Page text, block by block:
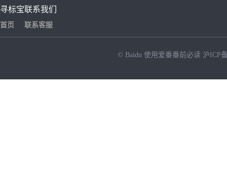
寻标宝
首页
联系我们
联系客服
© Baidu 使用爱番番前必读 沪ICP